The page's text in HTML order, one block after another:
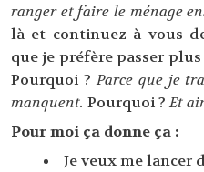
ranger et faire le ménage
là et continuez à vous
que je préfère passer
Pourquoi ?Parce que je
manquent. Pourquoi ?Et
Pour moi ça donne ça :
Je veux me lancer